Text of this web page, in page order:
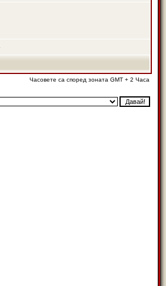
Часовете са според зоната GMT + 2 Часа